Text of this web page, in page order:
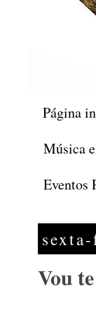
Página
Música
Eventos
Vou